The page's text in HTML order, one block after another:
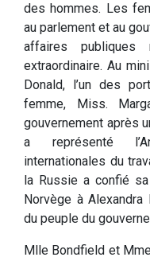
des hommes. Les
au parlement et au
affaires publiques
extraordinaire. Au
Donald, l’un des
femme, Miss.
gouvernement après
a représenté
internationales du
la Russie a confié
Norvège à
du peuple du
Mlle Bondfield et